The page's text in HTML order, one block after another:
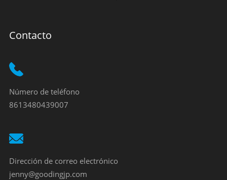
Contacto
Número de teléfono
8613480439007
Dirección de correo electrónico
jenny@goodingjp.com